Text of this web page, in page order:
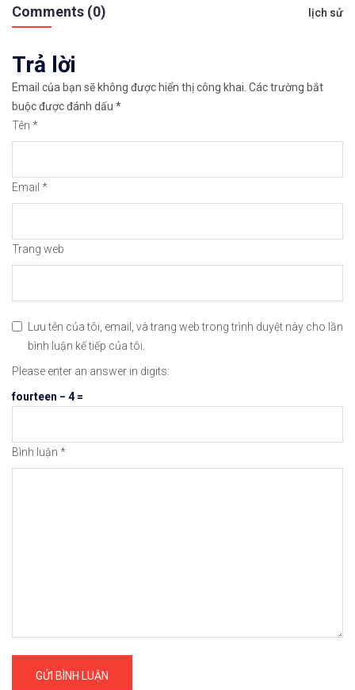
✅𝘔ở 𝘵à𝘪 𝘬𝘩𝘰ả𝘯 𝘵𝘳ê𝘯 𝘴à𝘯 𝘌𝘹𝘯𝘦𝘴𝘴 𝘜𝘺 𝘛í𝘯 𝘷à 𝘱𝘩ù
✅𝘔ở 𝘵à𝘪 𝘬𝘩𝘰ả𝘯 𝘵𝘳ê𝘯 𝘴à𝘯 𝘉𝘪𝘯𝘢𝘯𝘤𝘦 𝘯ổ𝘪 𝘵𝘪ế𝘯𝘨 𝘯𝘩ấ𝘵
hướng
viết
lịch sử
Comments (0)
Trả lời
Email của bạn sẽ không được hiển thị công khai. Các trường bắt
buộc được đánh dấu *
Tên *
Email *
Trang web
Lưu tên của tôi, email, và trang web trong trình duyệt này cho lần
bình luận kế tiếp của tôi.
Please enter an answer in digits:
fourteen − 4 =
Bình luận *